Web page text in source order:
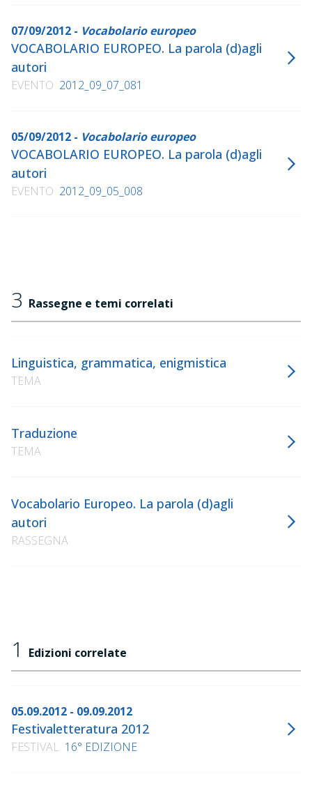
07/09/2012 - Vocabolario europeo
VOCABOLARIO EUROPEO. La parola (d)agli
autori
EVENTO 2012_09_07_081
05/09/2012 - Vocabolario europeo
VOCABOLARIO EUROPEO. La parola (d)agli
autori
EVENTO 2012_09_05_008
3 Rassegne e temi correlati
Linguistica, grammatica, enigmistica
TEMA
Traduzione
TEMA
Vocabolario Europeo. La parola (d)agli
autori
RASSEGNA
1 Edizioni correlate
05.09.2012 - 09.09.2012
Festivaletteratura 2012
FESTIVAL 16° EDIZIONE